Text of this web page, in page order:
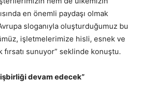
en önemli paydaşı olmak
sloganıyla oluşturduğumuz bu
işletmelerimize hisli, esnek ve
sunuyor” seklinde konuştu.
devam edecek”